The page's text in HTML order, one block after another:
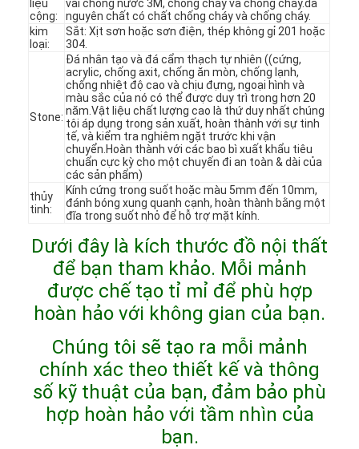
Trang chủ
Các sản phẩm
Video
Về chúng tôi
Tham quan nhà máy
liệu
cộng:
vải chống nước 3M, chống cháy và chống cháy.da
nguyên chất có chất chống cháy và chống cháy.
kim
loại:
Sắt: Xịt sơn hoặc sơn điện, thép không gỉ 201 hoặc
304.
Stone:
Đá nhân tạo và đá cẩm thạch tự nhiên ((cứng,
acrylic, chống axit, chống ăn mòn, chống lạnh,
chống nhiệt độ cao và chịu đựng, ngoại hình và
màu sắc của nó có thể được duy trì trong hơn 20
năm.Vật liệu chất lượng cao là thứ duy nhất chúng
tôi áp dụng trong sản xuất, hoàn thành với sự tinh
tế, và kiểm tra nghiêm ngặt trước khi vận
chuyển.Hoàn thành với các bao bì xuất khẩu tiêu
chuẩn cực kỳ cho một chuyến đi an toàn & dài của
các sản phẩm)
thủy
tinh:
Kính cứng trong suốt hoặc màu 5mm đến 10mm,
đánh bóng xung quanh cạnh, hoàn thành bằng một
đĩa trong suốt nhỏ để hỗ trợ mặt kính.
Dưới đây là kích thước đồ nội thất
để bạn tham khảo. Mỗi mảnh
được chế tạo tỉ mỉ để phù hợp
hoàn hảo với không gian của bạn.
Chúng tôi sẽ tạo ra mỗi mảnh
chính xác theo thiết kế và thông
số kỹ thuật của bạn, đảm bảo phù
hợp hoàn hảo với tầm nhìn của
bạn.